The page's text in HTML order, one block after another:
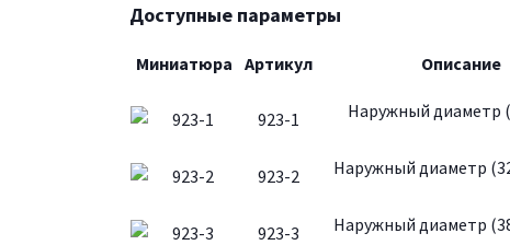
Доступные параметры
Миниатюра Артикул Описание
923-1 Наружный диаметр
923-2 Наружный диаметр
923-3 Наружный диаметр